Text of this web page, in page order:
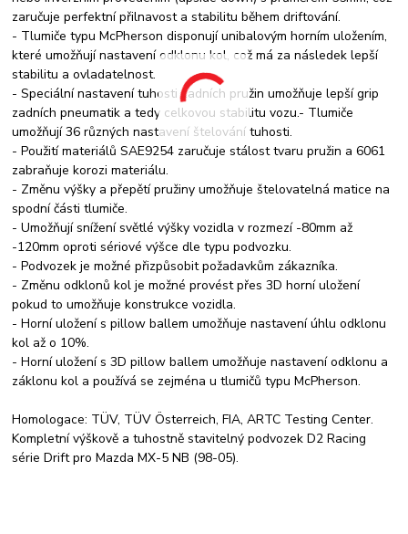
zaručuje perfektní přilnavost a stabilitu během driftování.
- Tlumiče typu McPherson disponují unibalovým horním uložením,
které umožňují nastavení odklonu kol, což má za následek lepší
stabilitu a ovladatelnost.
- Speciální nastavení tuhosti zadních pružin umožňuje lepší grip
zadních pneumatik a tedy celkovou stabilitu vozu.- Tlumiče
umožňují 36 různých nastavení štelování tuhosti.
- Použití materiálů SAE9254 zaručuje stálost tvaru pružin a 6061
zabraňuje korozi materiálu.
- Změnu výšky a přepětí pružiny umožňuje štelovatelná matice na
spodní části tlumiče.
- Umožňují snížení světlé výšky vozidla v rozmezí -80mm až
-120mm oproti sériové výšce dle typu podvozku.
- Podvozek je možné přizpůsobit požadavkům zákazníka.
- Změnu odklonů kol je možné provést přes 3D horní uložení
pokud to umožňuje konstrukce vozidla.
- Horní uložení s pillow ballem umožňuje nastavení úhlu odklonu
kol až o 10%.
- Horní uložení s 3D pillow ballem umožňuje nastavení odklonu a
záklonu kol a používá se zejména u tlumičů typu McPherson.
Homologace: TÜV, TÜV Österreich, FIA, ARTC Testing Center.
Kompletní výškově a tuhostně stavitelný podvozek D2 Racing
série Drift pro Mazda MX-5 NB (98-05).